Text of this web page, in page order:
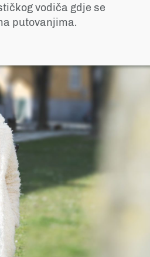
vodiča gdje se
putovanjima.